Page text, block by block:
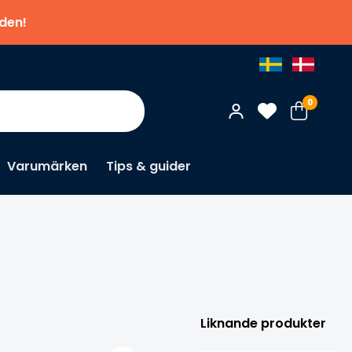
0
Varumärken Tips & guider
Liknande produkter